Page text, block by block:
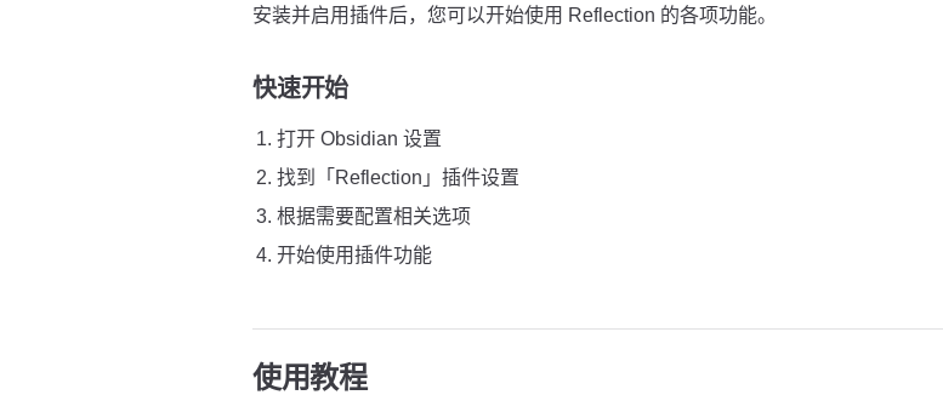
安装并启用插件后，您可以开始使用 Reflection 的各项功能。
快速开始
打开 Obsidian 设置
找到「Reflection」插件设置
根据需要配置相关选项
开始使用插件功能
使用教程